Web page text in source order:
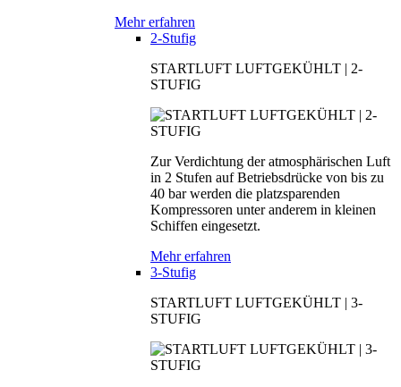
Mehr erfahren
2-Stufig
STARTLUFT LUFTGEKÜHLT | 2-
STUFIG
Zur Verdichtung der atmosphärischen Luft
in 2 Stufen auf Betriebsdrücke von bis zu
40 bar werden die platzsparenden
Kompressoren unter anderem in kleinen
Schiffen eingesetzt.
Mehr erfahren
3-Stufig
STARTLUFT LUFTGEKÜHLT | 3-
STUFIG